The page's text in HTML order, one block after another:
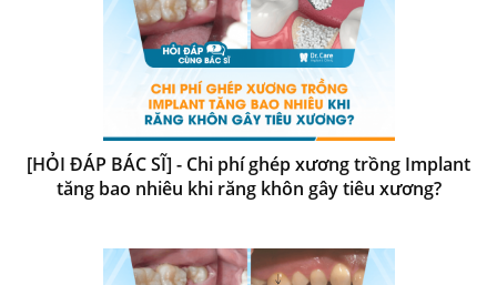
[HỎI ĐÁP BÁC SĨ] - Chi phí ghép xương trồng Implant
tăng bao nhiêu khi răng khôn gây tiêu xương?